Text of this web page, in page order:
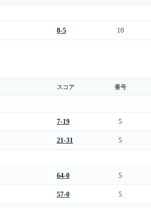
8-5 10
スコア 番号
7-19 5
21-31 5
64-0 5
57-0 5